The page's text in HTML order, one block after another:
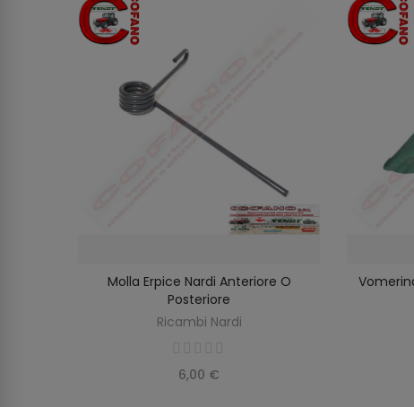
SELEZIONA OPZIONI
Molla Erpice Nardi Anteriore O
Posteriore
Ricambi Nardi
6,00 €